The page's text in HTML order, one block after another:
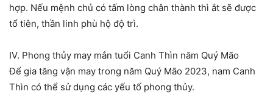
hợp. Nếu mệnh chủ có tấm lòng chân thành thì ắt sẽ được
tổ tiên, thần linh phù hộ độ trì.
IV. Phong thủy may mắn tuổi Canh Thìn năm Quý Mão
Để gia tăng vận may trong năm Quý Mão 2023, nam Canh
Thìn có thể sử dụng các yếu tố phong thủy.